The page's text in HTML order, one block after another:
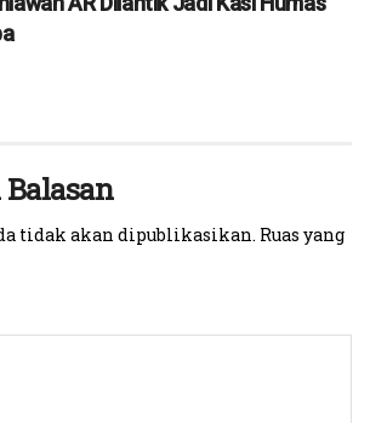
tidak akan dipublikasikan. Ruas yang